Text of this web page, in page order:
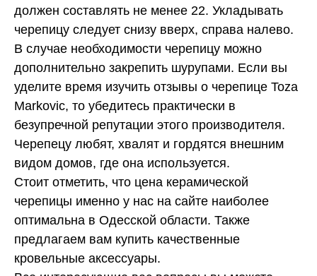
должен составлять не менее 22. Укладывать
черепицу следует снизу вверх, справа налево.
В случае необходимости черепицу можно
дополнительно закрепить шурупами. Если вы
уделите время изучить отзывы о черепице Toza
Markovic, то убедитесь практически в
безупречной репутации этого производителя.
Черепецу любят, хвалят и гордятся внешним
видом домов, где она используется.
Стоит отметить, что цена керамической
черепицы именно у нас на сайте наиболее
оптимальна в Одесской области. Также
предлагаем вам купить качественные
кровельные аксессуары.